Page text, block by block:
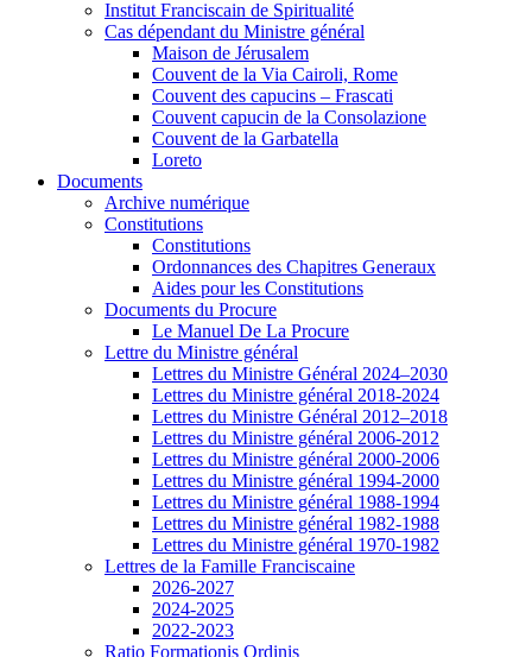
Institut Franciscain de Spiritualité
Cas dépendant du Ministre général
Maison de Jérusalem
Couvent de la Via Cairoli, Rome
Couvent des capucins – Frascati
Couvent capucin de la Consolazione
Couvent de la Garbatella
Loreto
Documents
Archive numérique
Constitutions
Constitutions
Ordonnances des Chapitres Generaux
Aides pour les Constitutions
Documents du Procure
Le Manuel De La Procure
Lettre du Ministre général
Lettres du Ministre Général 2024–2030
Lettres du Ministre général 2018-2024
Lettres du Ministre Général 2012–2018
Lettres du Ministre général 2006-2012
Lettres du Ministre général 2000-2006
Lettres du Ministre général 1994-2000
Lettres du Ministre général 1988-1994
Lettres du Ministre général 1982-1988
Lettres du Ministre général 1970-1982
Lettres de la Famille Franciscaine
2026-2027
2024-2025
2022-2023
Ratio Formationis Ordinis